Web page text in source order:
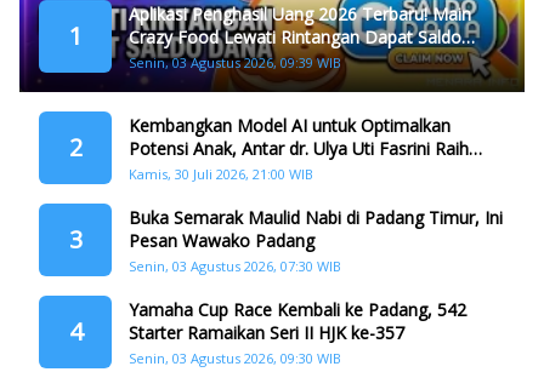
1
Aplikasi Penghasil Uang 2026 Terbaru! Main
Crazy Food Lewati Rintangan Dapat Saldo
Dana
Senin, 03 Agustus 2026, 09:39 WIB
2
Kembangkan Model AI untuk Optimalkan
Potensi Anak, Antar dr. Ulya Uti Fasrini Raih
Gelar Doktor
Kamis, 30 Juli 2026, 21:00 WIB
3
Buka Semarak Maulid Nabi di Padang Timur, Ini
Pesan Wawako Padang
Senin, 03 Agustus 2026, 07:30 WIB
4
Yamaha Cup Race Kembali ke Padang, 542
Starter Ramaikan Seri II HJK ke-357
Senin, 03 Agustus 2026, 09:30 WIB